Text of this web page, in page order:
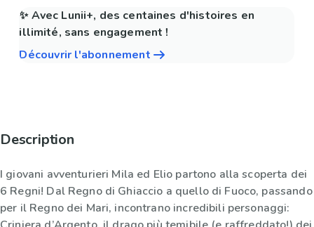
✨ Avec Lunii+, des centaines d'histoires en
illimité, sans engagement !
Découvrir l'abonnement
Description
I giovani avventurieri Mila ed Elio partono alla scoperta dei
6 Regni! Dal Regno di Ghiaccio a quello di Fuoco, passando
per il Regno dei Mari, incontrano incredibili personaggi: